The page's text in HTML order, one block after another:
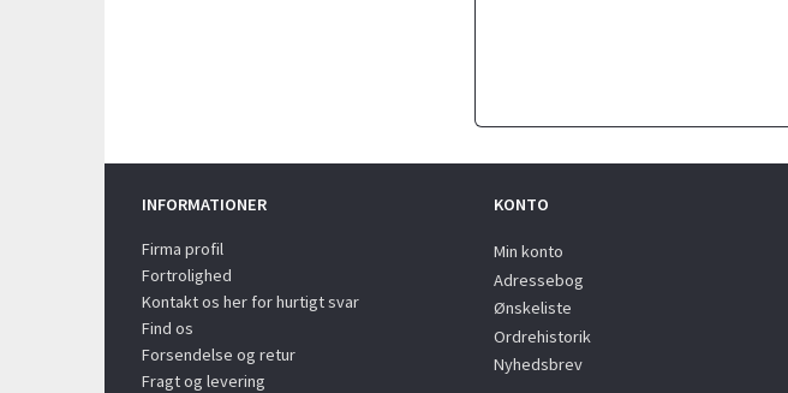
INFORMATIONER
Firma profil
Fortrolighed
Kontakt os her for hurtigt svar
Find os
Forsendelse og retur
Fragt og levering
KONTO
Min konto
Adressebog
Ønskeliste
Ordrehistorik
Nyhedsbrev